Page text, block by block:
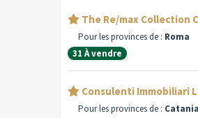
The Re/max Collection
Pour les provinces de : Roma
31 À vendre
Consulenti Immobiliari
Pour les provinces de : Catania